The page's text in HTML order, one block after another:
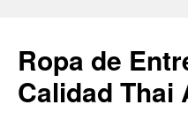
Ropa de
Calidad Thai